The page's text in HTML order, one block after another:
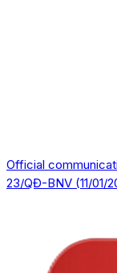
Official
23/QĐ-BNV (11/01/